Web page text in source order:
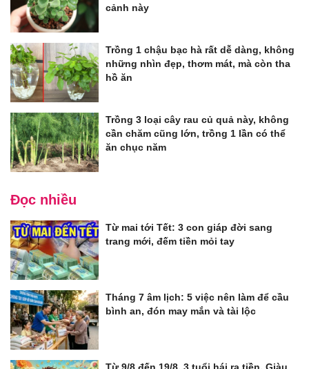
cảnh này
Trồng 1 chậu bạc hà rất dễ dàng, không
những nhìn đẹp, thơm mát, mà còn tha
hồ ăn
Trồng 3 loại cây rau củ quả này, không
cần chăm cũng lớn, trồng 1 lần có thể
ăn chục năm
Đọc nhiều
Từ mai tới Tết: 3 con giáp đời sang
trang mới, đếm tiền mỏi tay
Tháng 7 âm lịch: 5 việc nên làm để cầu
bình an, đón may mắn và tài lộc
Từ 9/8 đến 19/8, 3 tuổi hái ra tiền, Giàu